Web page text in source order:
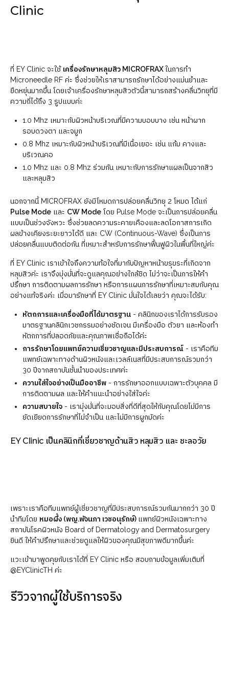
Clinic
ที่ EY Clinic จะใช้ เครื่องรักษาหลุมสิว MICROFRAXในการทำ
Microneedle RF ค่ะ ซึ่งช่วยให้เราสามารถรักษาได้อย่างแม่นยำและ
ยืดหยุ่นมากขึ้น โดยเจ้าเครื่องรักษาหลุมสิวตัวนี้สามารถสร้างคลื่นวิทยุที่มี
ความถี่ได้ถึง 3 รูปแบบค่ะ
1.0 Mhz เหมาะกับผิวหน้าบริเวณที่มีความบอบบาง เช่น หน้าผาก
รอบดวงตา และจมูก
0.8 Mhz เหมาะกับผิวหน้าบริเวณที่มีเนื้อเยอะ เช่น แก้ม คางและ
บริเวณคอ
1.0 Mhz และ 0.8 Mhz ร่วมกัน เหมาะกับการรักษาแผลเป็นจากสิว
และหลุมสิว
นอกจากนี้ MICROFRAX ยังมีโหมดการปล่อยคลื่นวิทยุ 2 โหมด ได้แก่
Pulse Mode และ CW Mode โดย Pulse Mode จะเป็นการปล่อยคลื่น
แบบเป็นช่วงจังหวะ ซึ่งช่วยลดความระคายเคืองและลดโอกาสการเกิด
ผลข้างเคียงระยะยาวได้ดี และ CW (Continuous-Wave) ซึ่งเป็นการ
ปล่อยคลื่นแบบติดต่อกัน ที่เหมาะสำหรับการรักษาฟื้นฟูผิวในพื้นที่ใหญ่ค่ะ
ที่ EY Clinic เราเข้าใจถึงความท้อใจที่มากับปัญหาหน้าขรุขระที่เกิดจาก
หลุมสิวค่ะ เราจึงมุ่งมั่นที่จะดูแลคุณอย่างใกล้ชิด ไม่ว่าจะเป็นการให้คำ
ปรึกษา การติดตามผลการรักษา หรือการแผนการรักษาที่เหมาะสมกับคุณ
อย่างแท้จริงค่ะ เมื่อมารักษาที่ EY Clinic มั่นใจได้เลยว่า คุณจะได้รับ:
หัตถการและเครื่องมือที่ได้มาตรฐาน - คลินิกของเราได้การรับรอง
มาตรฐานคลินิกเวชกรรมอย่างชัดเจน มีเครื่องมือ ตัวยา และห้องทำ
หัตถการที่ปลอดภัยและคุณภาพเชื่อถือได้ค่ะ
การรักษาโดยแพทย์ความเชี่ยวชาญและมีประสบการณ์ - เราคือทีม
แพทย์เฉพาะทางด้านผิวหนังและเวลล์เนสที่มีประสบการณ์รวมกว่า
30 ปีจากสถาบันชั้นนำของประเทศค่ะ
ความใส่ใจอย่างเป็นมืออาชีพ - การรักษาออกแบบเฉพาะตัวบุคคล มี
การติดตามผล และให้คำแนะนำอย่างใส่ใจค่ะ
ความสบายใจ - เรามุ่งมั่นที่จะมอบสิ่งที่ดีที่สุดให้กับคุณโดยไม่มีการ
ยัดเยียดการรักษาที่ไม่จำเป็น และไม่มีการผูกมัดค่ะ
EY Clinic เป็นคลินิกที่เชี่ยวชาญด้านสิว หลุมสิว และ ชะลอวัย
เพราะเราคือทีมแพทย์ผู้เชี่ยวชาญที่มีประสบการณ์รวมกันมากกว่า 30 ปี
นำทีมโดย หมอผึ้ง (พญ.พัจนภา เวชอนุรักษ์) แพทย์ผิวหนังเฉพาะทาง
สถาบันโรคผิวหนัง Board of Dermatology and Dermatosurgery
ยินดี ให้คำปรึกษาและช่วยดูแลให้ผิวของคุณมีสุขภาพดีมากขึ้นค่ะ
แวะเข้ามาพูดคุยกับเราได้ที่ EY Clinic หรือ สอบถามข้อมูลเพิ่มเติมที่
@EYClinicTH ค่ะ
รีวิวจากผู้ใช้บริการจริง